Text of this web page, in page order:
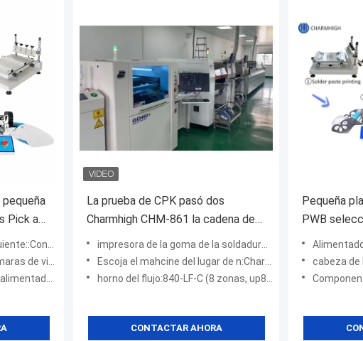
Pick and
420
sistema de ventanas
y hacia abajo
+ 2 cabezas
La prueba de CPK pasó dos
Charmhigh CHM-861 la cadena de
producción completa de SMT
IPC9850 26000cph
impresora de la goma de la soldadura:GD450 automático lleno
Escoja el mahcine del lugar de n:Charmhigh 861 (8 cabezas)
horno del flujo:840-LF-C (8 zonas, up8+down8)
CONTACTAR AHORA
Pequeña
PWB
Chmt48vb
T961
cabeza de